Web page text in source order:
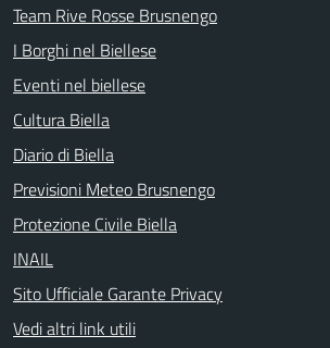
Team Rive Rosse Brusnengo
I Borghi nel Biellese
Eventi nel biellese
Cultura Biella
Diario di Biella
Previsioni Meteo Brusnengo
Protezione Civile Biella
INAIL
Sito Ufficiale Garante Privacy
Vedi altri link utili